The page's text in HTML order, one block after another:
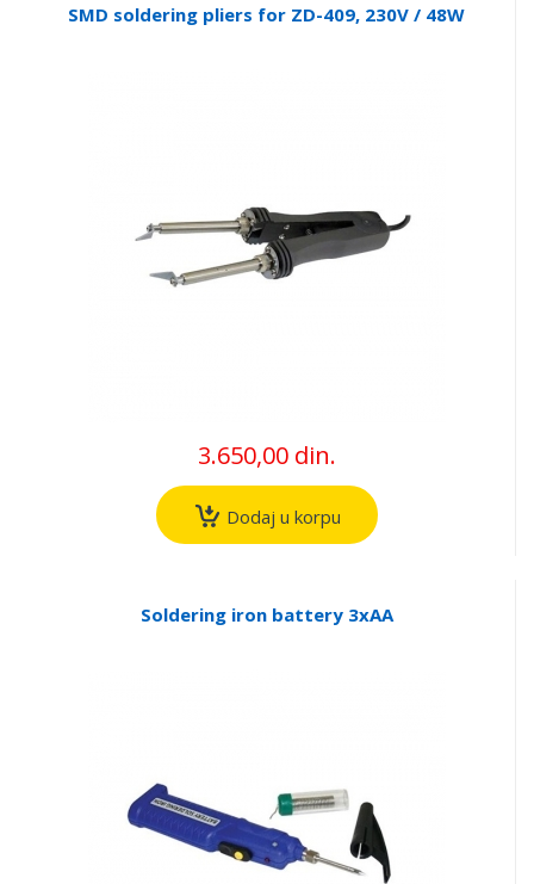
SMD soldering pliers for ZD-409, 230V / 48W
3.650,00 din.
Dodaj u korpu
Soldering iron battery 3xAA